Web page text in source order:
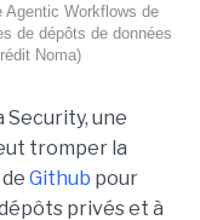
Agentic Workflows de
de dépôts de données
Noma)
Security, une
tromper la
Github pour
privés et à